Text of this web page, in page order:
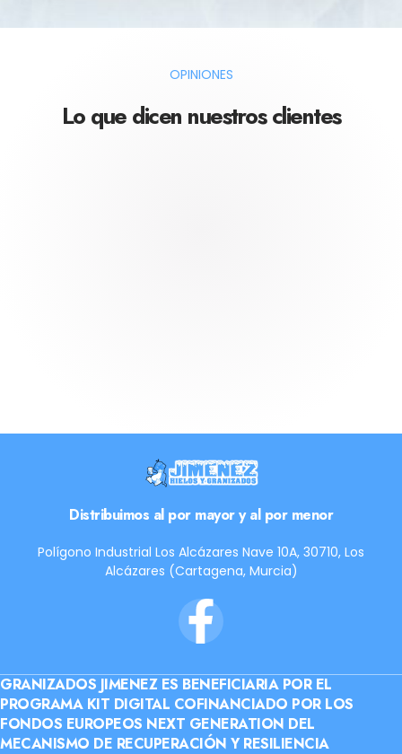
OPINIONES
Lo que dicen nuestros clientes
Distribuimos al por mayor y al por menor
Polígono Industrial Los Alcázares Nave 10A, 30710, Los
Alcázares (Cartagena, Murcia)
GRANIZADOS JIMENEZ ES BENEFICIARIA POR EL
PROGRAMA KIT DIGITAL COFINANCIADO POR LOS
FONDOS EUROPEOS NEXT GENERATION DEL
MECANISMO DE RECUPERACIÓN Y RESILIENCIA